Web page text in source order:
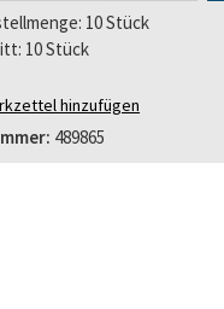
10 Stück
10 Stück
hinzufügen
489865